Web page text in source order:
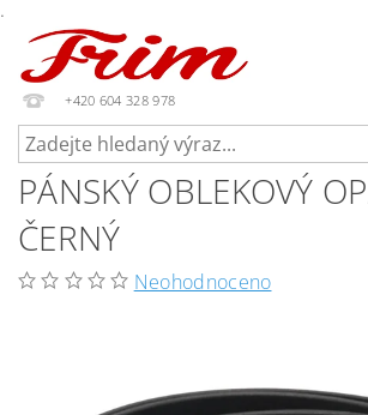
.
+420 604 328 978
PÁNSKÝ OBLEKOVÝ
ČERNÝ
Neohodnoceno